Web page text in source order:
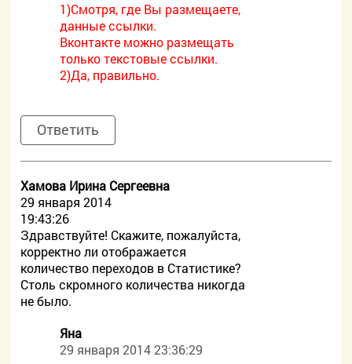
1)Смотря, где Вы размещаете,
данные ссылки.
Вконтакте можно размещать
только текстовые ссылки.
2)Да, правильно.
Ответить
Хамова Ирина Сергеевна
29 января 2014
19:43:26
Здравствуйте! Скажите, пожалуйста,
корректно ли отображается
количество переходов в Статистике?
Столь скромного количества никогда
не было.
Яна
29 января 2014 23:36:29